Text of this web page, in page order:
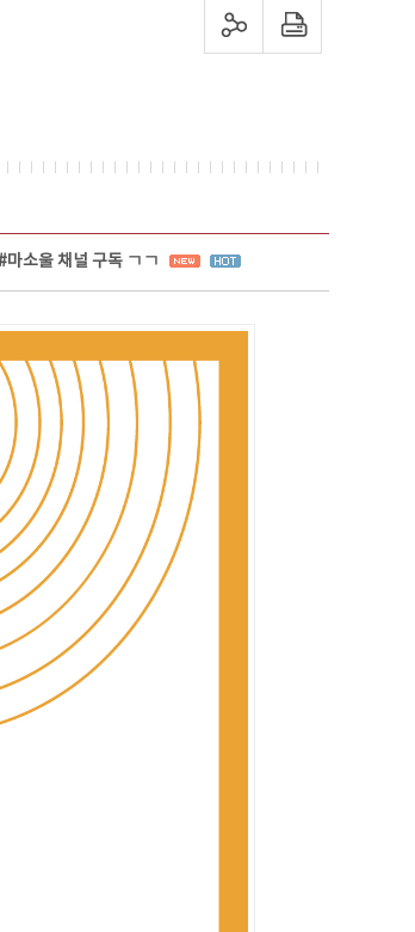
sns 공유하기 프린트하기
마소울 채널 구독 ㄱㄱ